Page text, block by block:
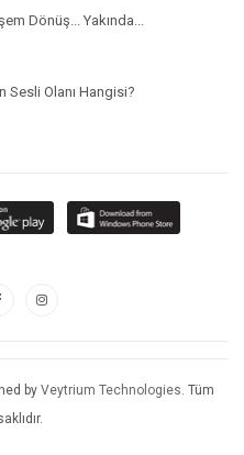
Dönüş... Yakında...
Sesli Olanı Hangisi?
by Veytrium Technologies . Tüm